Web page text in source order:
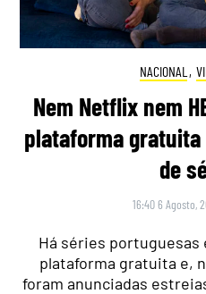
NACIONAL ,
Nem Netflix nem
plataforma gratuita
de
16:40 6 Agosto,
Há séries
plataforma gratuita e,
foram anunciadas